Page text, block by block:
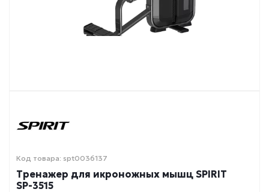
Код товара: spt0036137
Тренажер для икроножных мышц SPIRIT
SP-3515